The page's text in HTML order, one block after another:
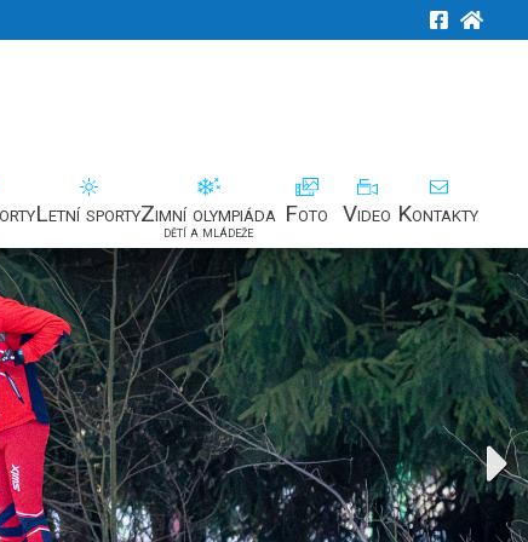
Letní sportyZimní olympiáda
dětí a mládeže
Foto Video Kontakty